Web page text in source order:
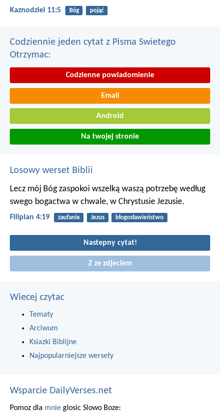
Kaznodziei 11:5 Bóg pojąć
Codziennie jeden cytat z Pisma Swietego
Otrzymac:
Codzienne powiadomienie
Email
Android
Na twojej stronie
Losowy werset Biblii
Lecz mój Bóg zaspokoi wszelką waszą potrzebę według
swego bogactwa w chwale, w Chrystusie Jezusie.
Filipian 4:19 zaufanie Jezus błogosławieństwo
Nastepny cytat!
Z ze zdjeciem
Wiecej czytac
Tematy
Arciwum
Ksiazki Biblijne
Najpopularniejsze wersety
Wsparcie DailyVerses.net
Pomoz dla mnie glosic Slowo Boze: